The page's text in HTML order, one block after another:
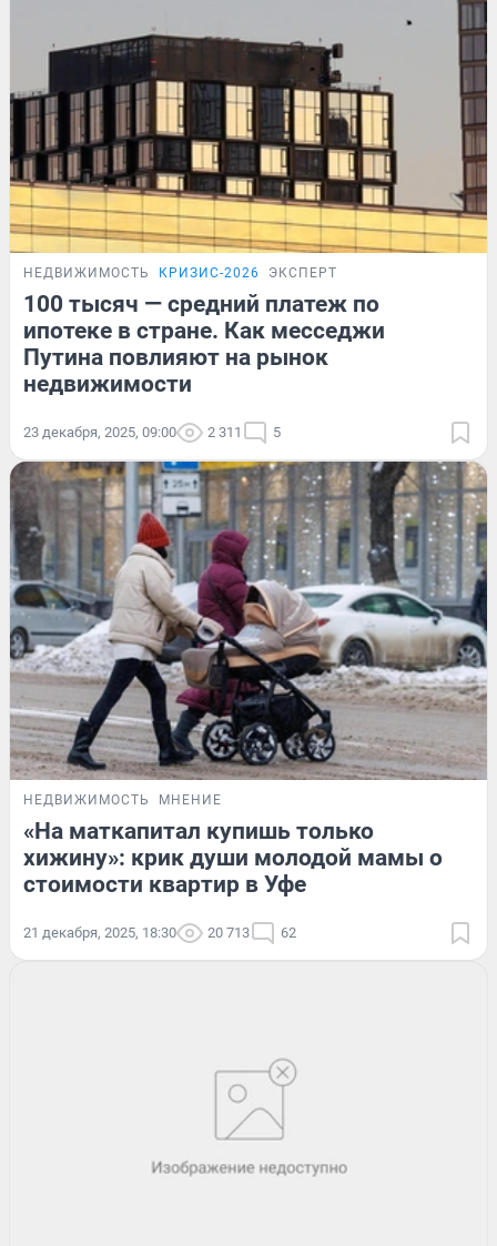
НЕДВИЖИМОСТЬ КРИЗИС-2026 ЭКСПЕРТ
100 тысяч — средний платеж по
ипотеке в стране. Как месседжи
Путина повлияют на рынок
недвижимости
23 декабря, 2025, 09:00 2 311 5
НЕДВИЖИМОСТЬ МНЕНИЕ
«На маткапитал купишь только
хижину»: крик души молодой мамы о
стоимости квартир в Уфе
21 декабря, 2025, 18:30 20 713 62